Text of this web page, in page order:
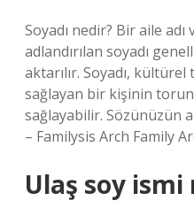
Soyadı nedir? Bir aile adı
adlandırılan soyadı
aktarılır. Soyadı,
sağlayan bir kişinin
sağlayabilir. Sözünüzün
– Familysis Arch Family
Ulaş soy